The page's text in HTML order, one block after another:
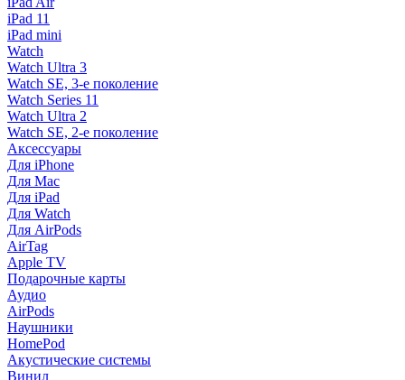
iPad 11
iPad mini
Watch
Watch Ultra 3
Watch SE, 3-е поколение
Watch Series 11
Watch Ultra 2
Watch SE, 2-е поколение
Аксессуары
Для iPhone
Для Mac
Для iPad
Для Watch
Для AirPods
AirTag
Apple TV
Подарочные карты
Аудио
AirPods
Наушники
HomePod
Акустические системы
Винил